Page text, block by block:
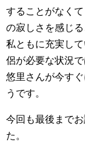
することがなく
の寂しさを感じ
私ともに充実し
侶が必要な状況
悠里さんが今すぐ
うです。
今回も最後まで
た。